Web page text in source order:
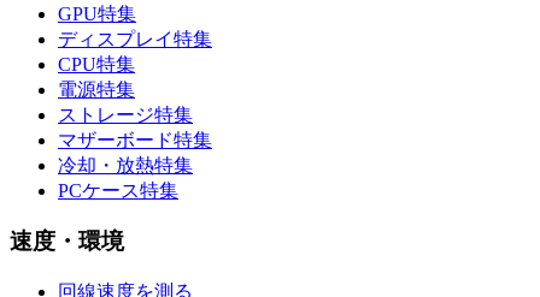
GPU特集
ディスプレイ特集
CPU特集
電源特集
ストレージ特集
マザーボード特集
冷却・放熱特集
PCケース特集
速度・環境
回線速度を測る